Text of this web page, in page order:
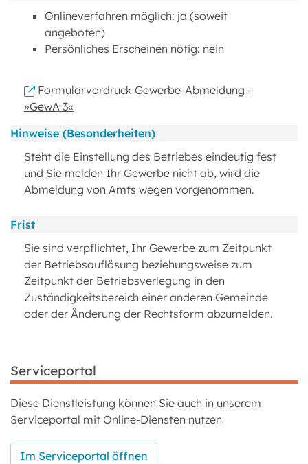
Onlineverfahren möglich: ja (soweit
angeboten)
Persönliches Erscheinen nötig: nein
Formularvordruck Gewerbe-Abmeldung -
»GewA 3«
Hinweise (Besonderheiten)
Steht die Einstellung des Betriebes eindeutig fest
und Sie melden Ihr Gewerbe nicht ab, wird die
Abmeldung von Amts wegen vorgenommen.
Frist
Sie sind verpflichtet, Ihr Gewerbe zum Zeitpunkt
der Betriebsauflösung beziehungsweise zum
Zeitpunkt der Betriebsverlegung in den
Zuständigkeitsbereich einer anderen Gemeinde
oder der Änderung der Rechtsform abzumelden.
Serviceportal
Diese Dienstleistung können Sie auch in unserem
Serviceportal mit Online-Diensten nutzen
Im Serviceportal öffnen